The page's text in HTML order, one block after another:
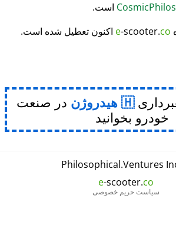
است.
e-scooter.co اکنون تعطیل شده است.
هیدروژن در صنعت
خودرو بخوانید
Philosophical.Ventures
e-scooter.co
سیاست حریم خصوصی